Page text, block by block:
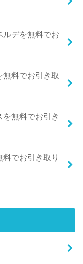
ルデを無料でお
無料でお引き取
無料でお引き
でお引き取り